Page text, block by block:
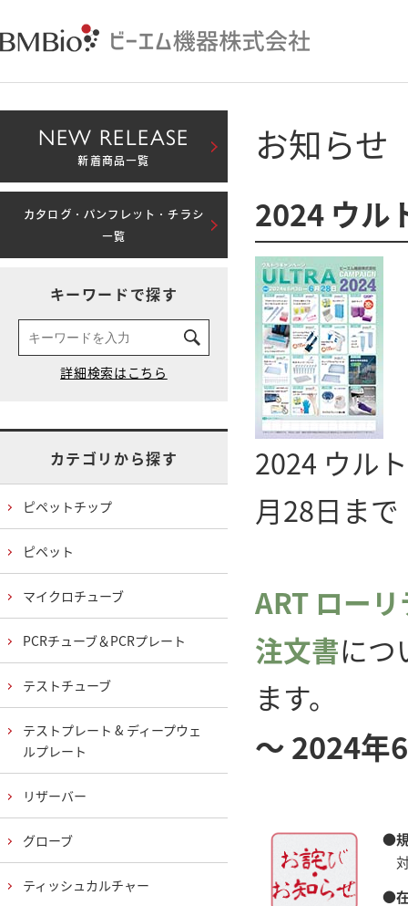
お知らせ
2024 ウル
2024 ウル
月28日まで
ART ロー
注文書につ
ます。
～ 2024年
●
●
NEW RELEASE
新着商品一覧
カタログ・パンフレット・チラシ
一覧
キーワードで探す
カテゴリから探す
ピペットチップ
ピペット
マイクロチューブ
PCRチューブ＆PCRプレート
テストチューブ
テストプレート & ディープウェ
ルプレート
リザーバー
グローブ
ティッシュカルチャー